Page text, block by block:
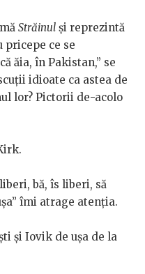
Străinul și reprezintă
pricepe ce se
ăia, în Pakistan,” se
idioate ca astea de
lor? Pictorii de-acolo
bă, îs liberi, să
îmi atrage atenția.
și Iovik de ușa de la